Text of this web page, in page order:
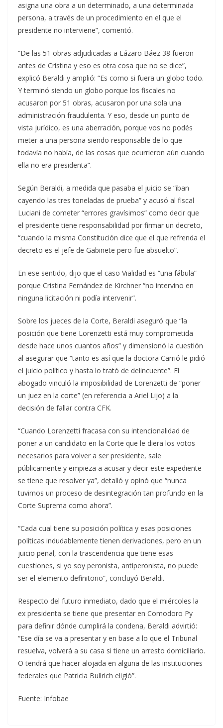
asigna una obra a un determinado, a una determinada
persona, a través de un procedimiento en el que el
presidente no interviene”, comentó.
“De las 51 obras adjudicadas a Lázaro Báez 38 fueron
antes de Cristina y eso es otra cosa que no se dice”,
explicó Beraldi y amplió: “Es como si fuera un globo todo.
Y terminó siendo un globo porque los fiscales no
acusaron por 51 obras, acusaron por una sola una
administración fraudulenta. Y eso, desde un punto de
vista jurídico, es una aberración, porque vos no podés
meter a una persona siendo responsable de lo que
todavía no había, de las cosas que ocurrieron aún cuando
ella no era presidenta”.
Según Beraldi, a medida que pasaba el juicio se “iban
cayendo las tres toneladas de prueba” y acusó al fiscal
Luciani de cometer “errores gravísimos” como decir que
el presidente tiene responsabilidad por firmar un decreto,
“cuando la misma Constitución dice que el que refrenda el
decreto es el jefe de Gabinete pero fue absuelto”.
En ese sentido, dijo que el caso Vialidad es “una fábula”
porque Cristina Fernández de Kirchner “no intervino en
ninguna licitación ni podía intervenir”.
Sobre los jueces de la Corte, Beraldi aseguró que “la
posición que tiene Lorenzetti está muy comprometida
desde hace unos cuantos años” y dimensionó la cuestión
al asegurar que “tanto es así que la doctora Carrió le pidió
el juicio político y hasta lo trató de delincuente”. El
abogado vinculó la imposibilidad de Lorenzetti de “poner
un juez en la corte” (en referencia a Ariel Lijo) a la
decisión de fallar contra CFK.
“Cuando Lorenzetti fracasa con su intencionalidad de
poner a un candidato en la Corte que le diera los votos
necesarios para volver a ser presidente, sale
públicamente y empieza a acusar y decir este expediente
se tiene que resolver ya”, detalló y opinó que “nunca
tuvimos un proceso de desintegración tan profundo en la
Corte Suprema como ahora”.
“Cada cual tiene su posición política y esas posiciones
políticas indudablemente tienen derivaciones, pero en un
juicio penal, con la trascendencia que tiene esas
cuestiones, si yo soy peronista, antiperonista, no puede
ser el elemento definitorio”, concluyó Beraldi.
Respecto del futuro inmediato, dado que el miércoles la
ex presidenta se tiene que presentar en Comodoro Py
para definir dónde cumplirá la condena, Beraldi advirtió:
“Ese día se va a presentar y en base a lo que el Tribunal
resuelva, volverá a su casa si tiene un arresto domiciliario.
O tendrá que hacer alojada en alguna de las instituciones
federales que Patricia Bullrich eligió”.
Fuente: Infobae